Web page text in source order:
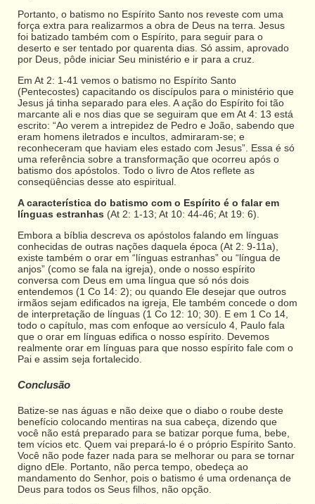
Portanto, o batismo no Espírito Santo nos reveste com uma
força extra para realizarmos a obra de Deus na terra. Jesus
foi batizado também com o Espírito, para seguir para o
deserto e ser tentado por quarenta dias. Só assim, aprovado
por Deus, pôde iniciar Seu ministério e ir para a cruz.
Em At 2: 1-41 vemos o batismo no Espírito Santo
(Pentecostes) capacitando os discípulos para o ministério que
Jesus já tinha separado para eles. A ação do Espírito foi tão
marcante ali e nos dias que se seguiram que em At 4: 13 está
escrito: “Ao verem a intrepidez de Pedro e João, sabendo que
eram homens iletrados e incultos, admiraram-se; e
reconheceram que haviam eles estado com Jesus”. Essa é só
uma referência sobre a transformação que ocorreu após o
batismo dos apóstolos. Todo o livro de Atos reflete as
conseqüências desse ato espiritual.
A característica do batismo com o Espírito é o falar em
línguas estranhas (At 2: 1-13; At 10: 44-46; At 19: 6).
Embora a bíblia descreva os apóstolos falando em línguas
conhecidas de outras nações daquela época (At 2: 9-11a),
existe também o orar em “línguas estranhas” ou “língua de
anjos” (como se fala na igreja), onde o nosso espírito
conversa com Deus em uma língua que só nós dois
entendemos (1 Co 14: 2); ou quando Ele desejar que outros
irmãos sejam edificados na igreja, Ele também concede o dom
de interpretação de línguas (1 Co 12: 10; 30). E em 1 Co 14,
todo o capítulo, mas com enfoque ao versículo 4, Paulo fala
que o orar em línguas edifica o nosso espírito. Devemos
realmente orar em línguas para que nosso espírito fale com o
Pai e assim seja fortalecido.
Conclusão
Batize-se nas águas e não deixe que o diabo o roube deste
benefício colocando mentiras na sua cabeça, dizendo que
você não está preparado para se batizar porque fuma, bebe,
tem vícios etc. Quem vai prepará-lo é o próprio Espírito Santo.
Você não pode fazer nada para se melhorar ou para se tornar
digno dEle. Portanto, não perca tempo, obedeça ao
mandamento do Senhor, pois o batismo é uma ordenança de
Deus para todos os Seus filhos, não opção.